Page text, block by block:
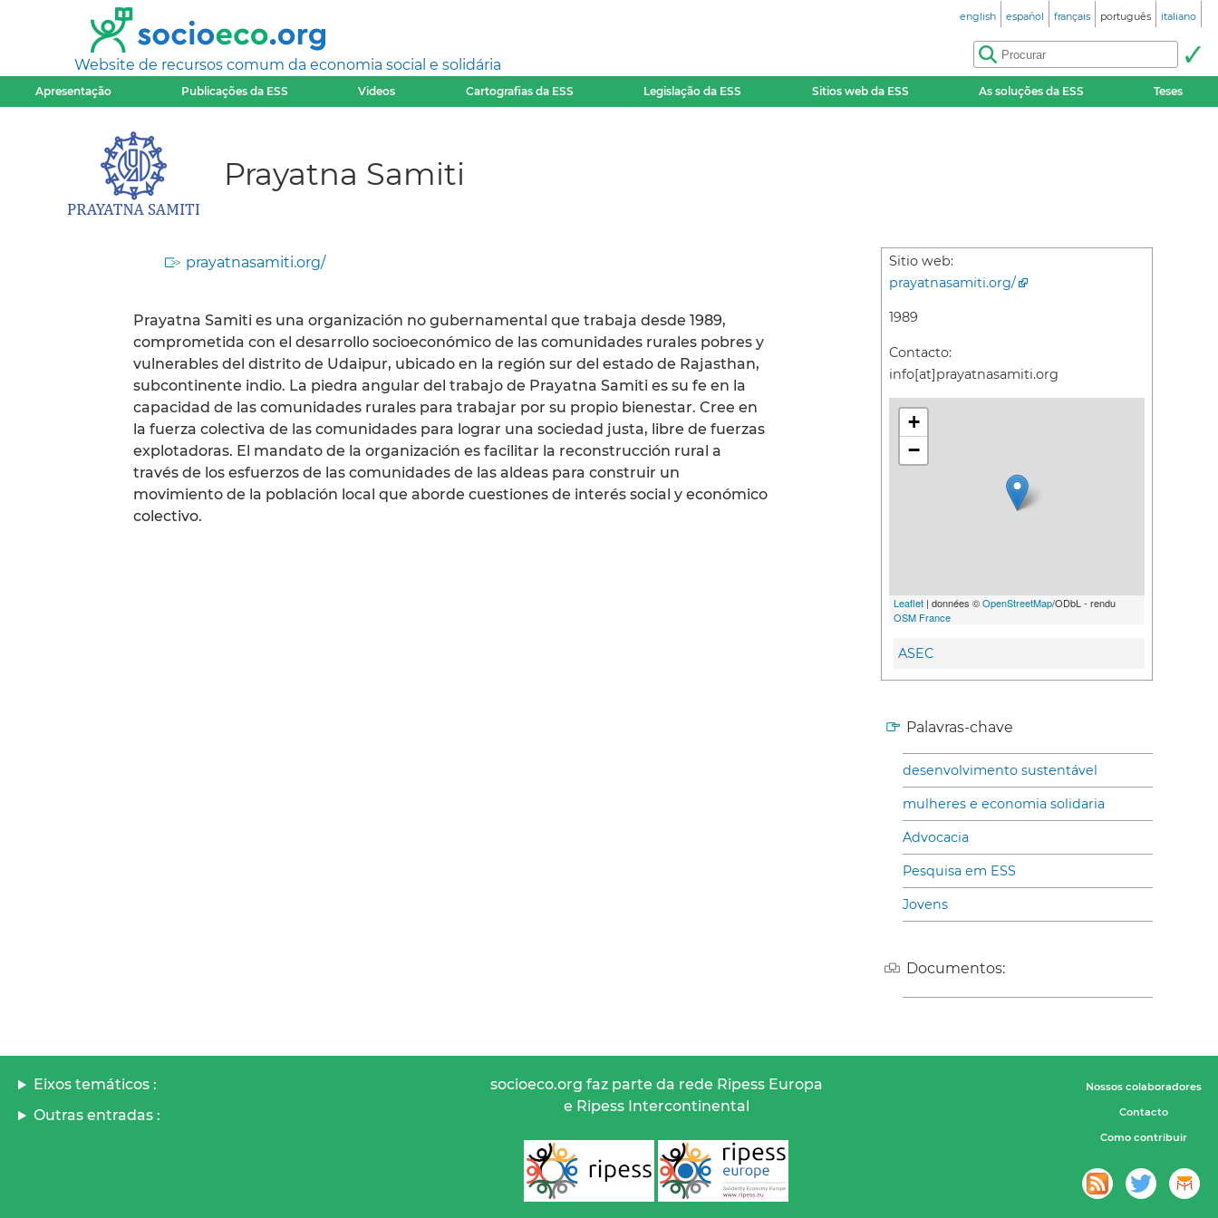
Website de recursos comum da economia social e solidária
english español français português italiano
Apresentação Publicações da ESS Videos Cartografias da ESS Legislação da ESS Sitios web da ESS As soluções da ESS Teses
Prayatna Samiti
prayatnasamiti.org/
Prayatna Samiti es una organización no gubernamental que trabaja desde 1989,
comprometida con el desarrollo socioeconómico de las comunidades rurales pobres y
vulnerables del distrito de Udaipur, ubicado en la región sur del estado de Rajasthan,
subcontinente indio. La piedra angular del trabajo de Prayatna Samiti es su fe en la
capacidad de las comunidades rurales para trabajar por su propio bienestar. Cree en
la fuerza colectiva de las comunidades para lograr una sociedad justa, libre de fuerzas
explotadoras. El mandato de la organización es facilitar la reconstrucción rural a
través de los esfuerzos de las comunidades de las aldeas para construir un
movimiento de la población local que aborde cuestiones de interés social y económico
colectivo.
Sitio web:
prayatnasamiti.org/
1989
Contacto:
info[at]prayatnasamiti.org
+
−
Leaflet | données ©OpenStreetMap/ODbL - rendu
OSM France
ASEC
Palavras-chave
desenvolvimento sustentável
mulheres e economia solidaria
Advocacia
Pesquisa em ESS
Jovens
Documentos:
Eixos temáticos :
Outras entradas :
socioeco.org faz parte da rede Ripess Europa
e Ripess Intercontinental
Nossos colaboradores
Contacto
Como contribuir